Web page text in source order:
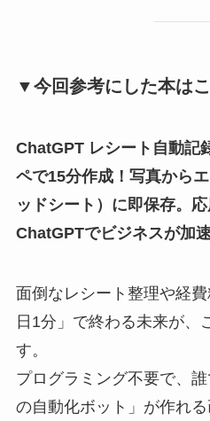
▼今回参考にした本は
ChatGPT レシート自動記
ペで15分作成！写真から
ッドシート）に即保存。
ChatGPTでビジネスが加
面倒なレシート整理や経
日1分」で終わる未来が、
す。
プログラミング不要で、
の自動化ボット」が作れる